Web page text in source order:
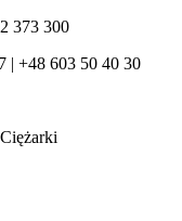
373 300
| +48 603 50 40 30
Ciężarki